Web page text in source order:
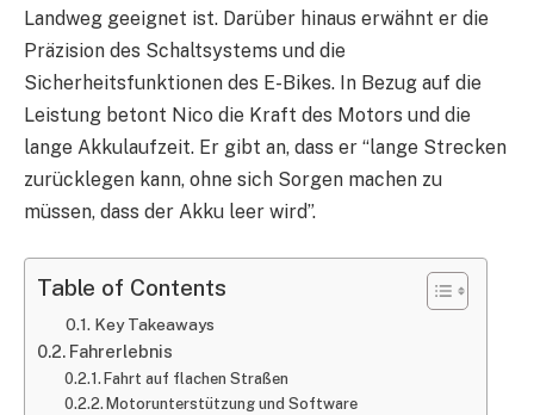
Landweg geeignet ist. Darüber hinaus erwähnt er die
Präzision des Schaltsystems und die
Sicherheitsfunktionen des E-Bikes. In Bezug auf die
Leistung betont Nico die Kraft des Motors und die
lange Akkulaufzeit. Er gibt an, dass er “lange Strecken
zurücklegen kann, ohne sich Sorgen machen zu
müssen, dass der Akku leer wird”.
Table of Contents
Key Takeaways
Fahrerlebnis
Fahrt auf flachen Straßen
Motorunterstützung und Software